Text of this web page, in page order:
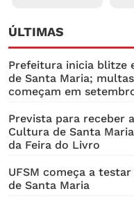
ÚLTIMAS
Prefeitura inicia blitze
de Santa Maria;
começam em
Prevista para receber
Cultura de Santa
da Feira do Livro
UFSM começa a
de Santa Maria